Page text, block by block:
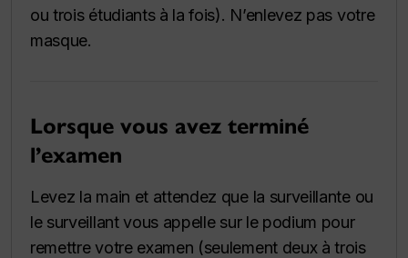
ou trois étudiants à la fois). N’enlevez pas votre
masque.
Lorsque vous avez terminé
l’examen
Levez la main et attendez que la surveillante ou
le surveillant vous appelle sur le podium pour
remettre votre examen (seulement deux à trois